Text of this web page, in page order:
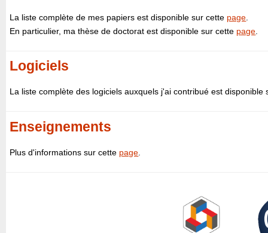
La liste complète de mes papiers est disponible sur cette page
En particulier, ma thèse de doctorat est disponible sur cette page
Logiciels
La liste complète des logiciels auxquels j'ai contribué est
Enseignements
Plus d'informations sur cette page